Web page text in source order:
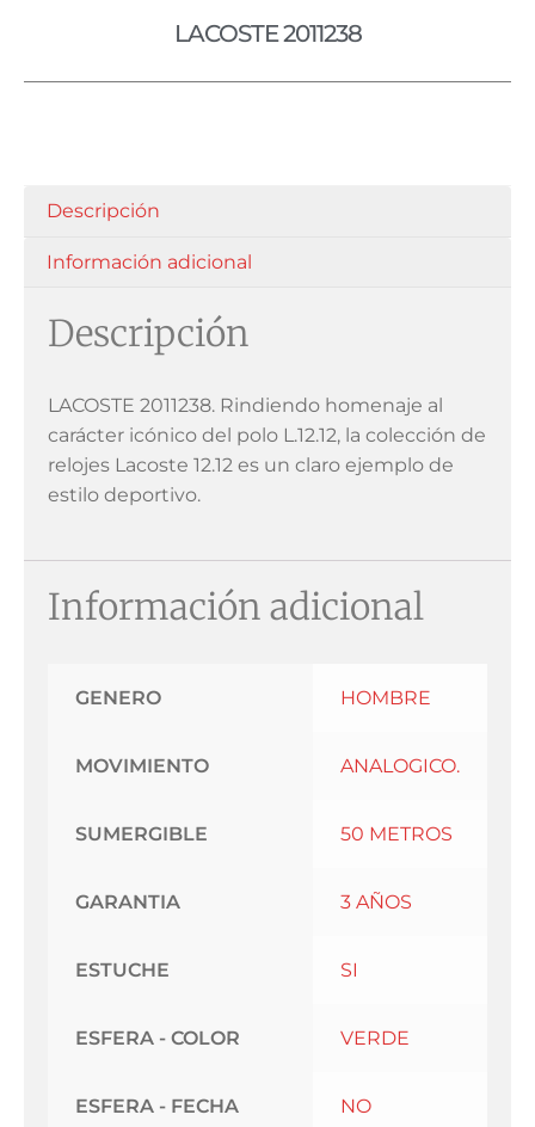
LACOSTE 2011238
Descripción
Información adicional
Descripción
LACOSTE 2011238. Rindiendo homenaje al
carácter icónico del polo L.12.12, la colección de
relojes Lacoste 12.12 es un claro ejemplo de
estilo deportivo.
Información adicional
GENERO HOMBRE
MOVIMIENTO ANALOGICO.
SUMERGIBLE 50 METROS
GARANTIA 3 AÑOS
ESTUCHE SI
ESFERA - COLOR VERDE
ESFERA - FECHA NO